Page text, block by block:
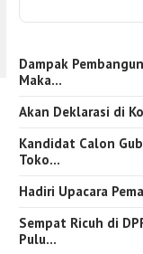
Dampak
Maka…
Akan Deklarasi di
Kandidat Calon
Toko…
Hadiri Upacara
Sempat Ricuh di
Pulu…